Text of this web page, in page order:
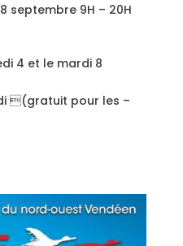
septembre 9H – 20H
4 et le mardi 8
(gratuit pour les –